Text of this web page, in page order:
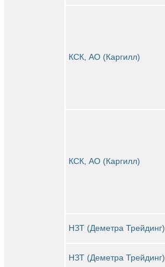
КСК, АО (Каргилл)
КСК, АО (Каргилл)
НЗТ (Деметра Трейдинг)
НЗТ (Деметра Трейдинг)